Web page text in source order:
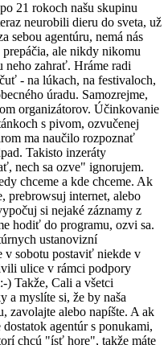
21 rokoch našu skupinu
neurobili dieru do sveta, už
sebou agentúru, nemá nás
ale nikdy nikomu
neho zahrať. Hráme radi
- na lúkach, na festivaloch,
úradu. Samozrejme,
organizátorov. Účinkovanie
s pivom, ozvučenej
ma naučilo rozpoznať
Takisto inzeráty
nech sa ozve" ignorujem.
chceme a kde chceme. Ak
prebrowsuj internet, alebo
si nejaké záznamy z
hodiť do programu, ozvi sa.
ustanovizní
v sobotu postaviť niekde v
ulice v rámci podpory
) Takže, Cali a všetci
a myslíte si, že by naša
zavolajte alebo napíšte. A ak
agentúr s ponukami,
chcú "ísť hore", takže máte